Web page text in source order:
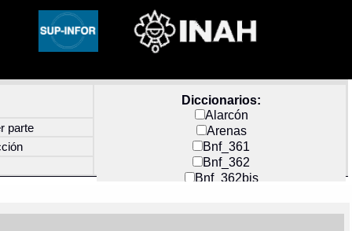
Diccionarios:
Alarcón
Arenas
Bnf_361
Bnf_362
Bnf_362bis
parte